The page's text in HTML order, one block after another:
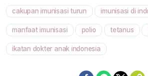
cakupan imunisasi turun imunisasi di
manfaat imunisasi polio tetanus
ikatan dokter anak indonesia